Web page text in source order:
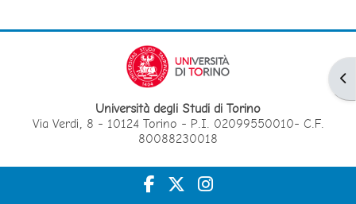
Università degli Studi di Torino
Via Verdi, 8 - 10124 Torino - P.I. 02099550010- C.F.
80088230018